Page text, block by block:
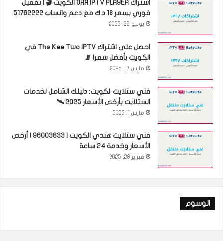
اشتراك ORA IPTV PLAYER الكويت 🎬 | تفعيل
فوري بسعر 18 د.ك مع دعم واتساب 51762222
يونيو 26, 2025
احصل على اشتراك The Kee Two IPTV في
الكويت بأفضل سعر! 📡
مارس 17, 2025
فني ستلايت الكويت: دليلك الشامل لخدمات
الستلايت بأرخص الأسعار 2025 🛰️
مارس 1, 2025
فني ستلايت هندي الكويت | 96003833 | أرخص
الأسعار وخدمة 24 ساعة
فبراير 28, 2025
الوسوم